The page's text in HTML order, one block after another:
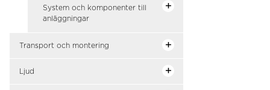
System och komponenter till
anläggningar
Transport och montering
Ljud